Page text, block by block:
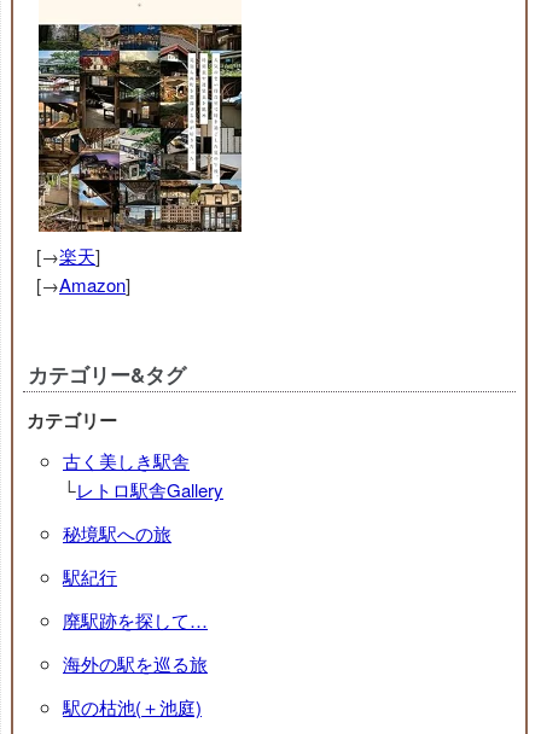
[→楽天]
[→Amazon]
カテゴリー&タグ
カテゴリー
古く美しき駅舎
└レトロ駅舎Gallery
秘境駅への旅
駅紀行
廃駅跡を探して…
海外の駅を巡る旅
駅の枯池(＋池庭)